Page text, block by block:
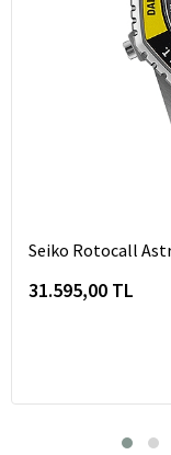
Seiko Rotocall
31.595,00 TL